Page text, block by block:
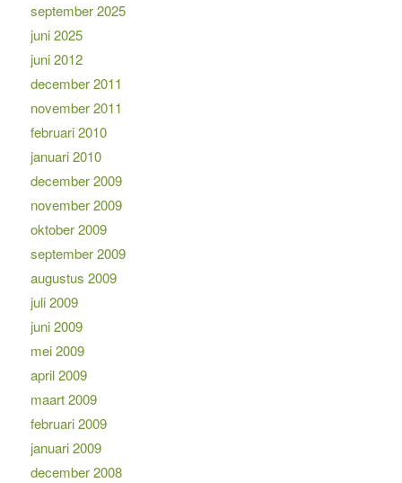
september 2025
juni 2025
juni 2012
december 2011
november 2011
februari 2010
januari 2010
december 2009
november 2009
oktober 2009
september 2009
augustus 2009
juli 2009
juni 2009
mei 2009
april 2009
maart 2009
februari 2009
januari 2009
december 2008